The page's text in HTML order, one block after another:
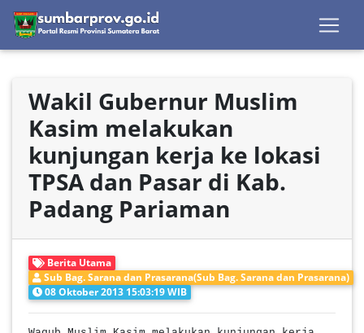
Wakil Gubernur Muslim
Kasim melakukan
kunjungan kerja ke lokasi
TPSA dan Pasar di Kab.
Padang Pariaman
Berita Utama
Sub Bag. Sarana dan Prasarana(Sub Bag. Sarana dan Prasarana)
08 Oktober 2013 15:03:19 WIB